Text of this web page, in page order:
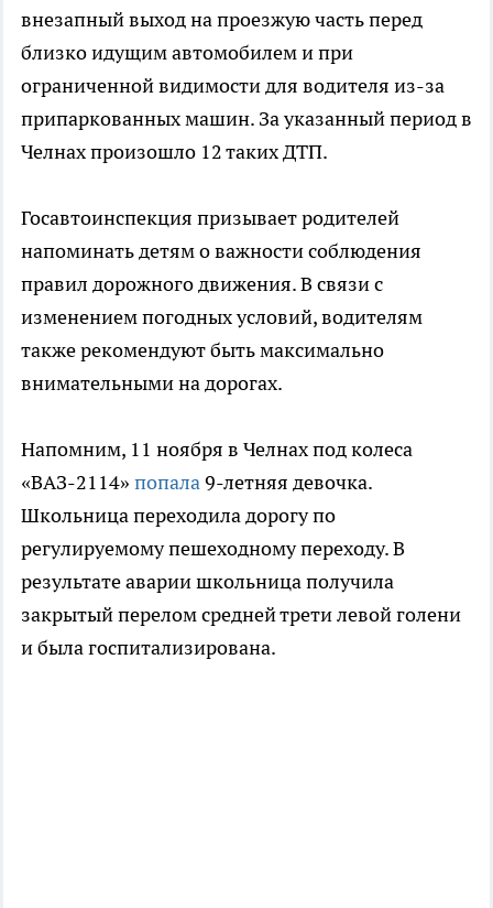
внезапный выход на проезжую часть перед
близко идущим автомобилем и при
ограниченной видимости для водителя из-за
припаркованных машин. За указанный период в
Челнах произошло 12 таких ДТП.
Госавтоинспекция призывает родителей
напоминать детям о важности соблюдения
правил дорожного движения. В связи с
изменением погодных условий, водителям
также рекомендуют быть максимально
внимательными на дорогах.
Напомним, 11 ноября в Челнах под колеса
«ВАЗ-2114» попала9-летняя девочка.
Школьница переходила дорогу по
регулируемому пешеходному переходу. В
результате аварии школьница получила
закрытый перелом средней трети левой голени
и была госпитализирована.